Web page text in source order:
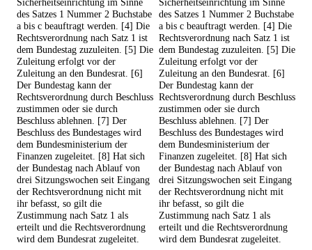
Sicherheitseinrichtung im Sinne
des Satzes 1 Nummer 2 Buchstabe
a bis c beauftragt werden. [4] Die
Rechtsverordnung nach Satz 1 ist
dem Bundestag zuzuleiten. [5] Die
Zuleitung erfolgt vor der
Zuleitung an den Bundesrat. [6]
Der Bundestag kann der
Rechtsverordnung durch Beschluss
zustimmen oder sie durch
Beschluss ablehnen. [7] Der
Beschluss des Bundestages wird
dem Bundesministerium der
Finanzen zugeleitet. [8] Hat sich
der Bundestag nach Ablauf von
drei Sitzungswochen seit Eingang
der Rechtsverordnung nicht mit
ihr befasst, so gilt die
Zustimmung nach Satz 1 als
erteilt und die Rechtsverordnung
wird dem Bundesrat zugeleitet.
Sicherheitseinrichtung im Sinne
des Satzes 1 Nummer 2 Buchstabe
a bis c beauftragt werden. [4] Die
Rechtsverordnung nach Satz 1 ist
dem Bundestag zuzuleiten. [5] Die
Zuleitung erfolgt vor der
Zuleitung an den Bundesrat. [6]
Der Bundestag kann der
Rechtsverordnung durch Beschluss
zustimmen oder sie durch
Beschluss ablehnen. [7] Der
Beschluss des Bundestages wird
dem Bundesministerium der
Finanzen zugeleitet. [8] Hat sich
der Bundestag nach Ablauf von
drei Sitzungswochen seit Eingang
der Rechtsverordnung nicht mit
ihr befasst, so gilt die
Zustimmung nach Satz 1 als
erteilt und die Rechtsverordnung
wird dem Bundesrat zugeleitet.